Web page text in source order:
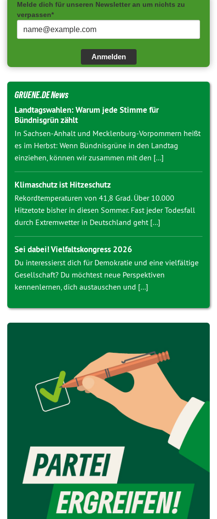
Melde dich für unseren Newsletter an um nichts zu
verpassen*
Anmelden
GRUENE.DE News
Landtagswahlen: Warum jede Stimme für
Bündnisgrün zählt
In Sachsen-Anhalt und Mecklenburg-Vorpommern heißt
es im Herbst: Wenn Bündnisgrüne in den Landtag
einziehen, können wir zusammen mit den [...]
Klimaschutz ist Hitzeschutz
Rekordtemperaturen von 41,8 Grad. Über 10.000
Hitzetote bisher in diesen Sommer. Fast jeder Todesfall
durch Extremwetter in Deutschland geht [...]
Sei dabei! Vielfaltskongress 2026
Du interessierst dich für Demokratie und eine vielfältige
Gesellschaft? Du möchtest neue Perspektiven
kennenlernen, dich austauschen und [...]